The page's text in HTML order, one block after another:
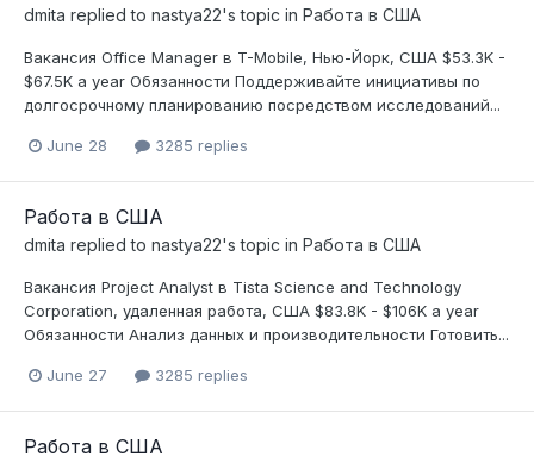
dmita replied to nastya22's topic in Работа в США
Вакансия Office Manager в T-Mobile, Нью-Йорк, США $53.3K -
$67.5K a year Обязанности Поддерживайте инициативы по
долгосрочному планированию посредством исследований...
June 28 3285 replies
Работа в США
dmita replied to nastya22's topic in Работа в США
Вакансия Project Analyst в Tista Science and Technology
Corporation, удаленная работа, США $83.8K - $106K a year
Обязанности Анализ данных и производительности Готовить...
June 27 3285 replies
Работа в США